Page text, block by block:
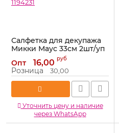
Салфетка для декупажа
Микки Маус 33см 2шт/уп
Артикул: 1194231
Опт 16,00 руб
Розница 30,00
Уточнить цену и наличие
через WhatsApp